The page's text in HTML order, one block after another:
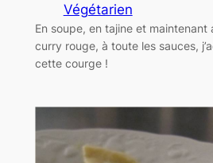
Végétarien
En soupe, en tajine et
curry rouge, à toute les sauces,
cette courge !